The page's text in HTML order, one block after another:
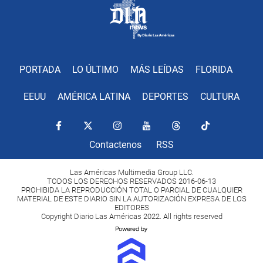
PORTADA LO ÚLTIMO MÁS LEÍDAS FLORIDA
EEUU AMÉRICA LATINA DEPORTES CULTURA
Contactenos RSS
Las Américas Multimedia Group LLC.
TODOS LOS DERECHOS RESERVADOS 2016-06-13
PROHIBIDA LA REPRODUCCIÓN TOTAL O PARCIAL DE CUALQUIER
MATERIAL DE ESTE DIARIO SIN LA AUTORIZACIÓN EXPRESA DE LOS
EDITORES
Copyright Diario Las Américas 2022. All rights reserved